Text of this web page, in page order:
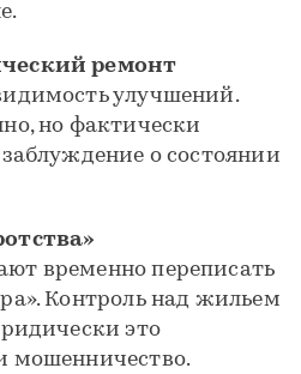
ремонт
улучшений.
но фактически
о состоянии
временно переписать
Контроль над жильем
это
мошенничество.